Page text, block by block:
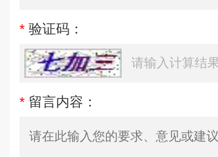
* 验证码：
* 留言内容：